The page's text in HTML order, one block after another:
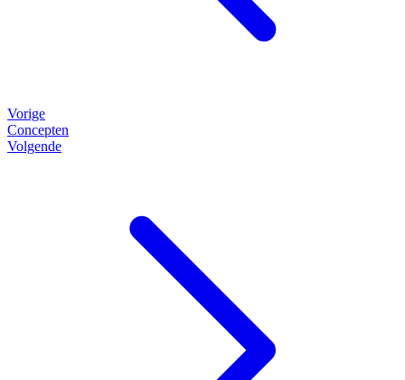
Vorige
Concepten
Volgende